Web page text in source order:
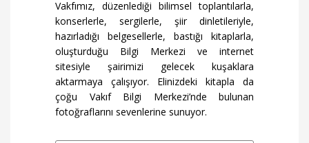
Vakfımız, düzenlediği bilimsel toplantılarla,
konserlerle, sergilerle, şiir dinletileriyle,
hazırladığı belgesellerle, bastığı kitaplarla,
oluşturduğu Bilgi Merkezi ve internet
sitesiyle şairimizi gelecek kuşaklara
aktarmaya çalışıyor. Elinizdeki kitapla da
çoğu Vakıf Bilgi Merkezi’nde bulunan
fotoğraflarını sevenlerine sunuyor.